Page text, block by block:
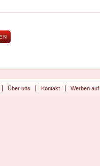
Über uns Kontakt Werben